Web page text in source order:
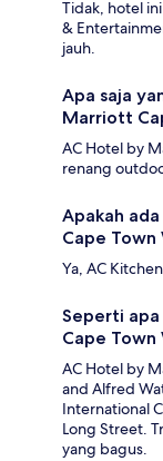
Tidak, hotel
&
jauh.
Apa saja
Marriott
AC Hotel by
renang
Apakah
Cape
Ya, AC
Seperti
Cape
AC Hotel by
and Alfred
International
Long Street.
yang bagus.